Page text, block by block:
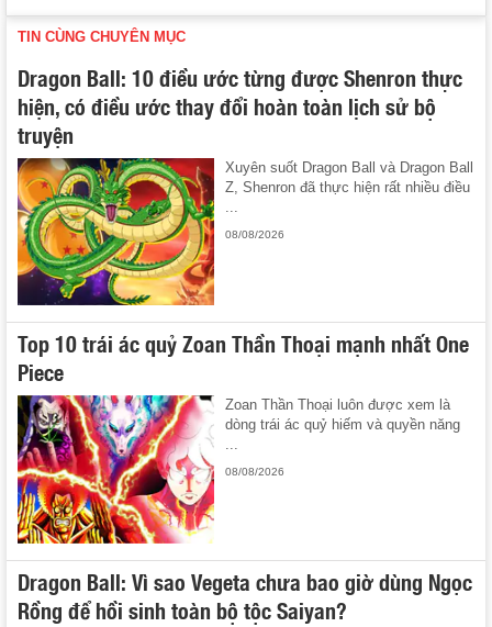
TIN CÙNG CHUYÊN MỤC
Dragon Ball: 10 điều ước từng được Shenron thực
hiện, có điều ước thay đổi hoàn toàn lịch sử bộ
truyện
Xuyên suốt Dragon Ball và Dragon Ball
Z, Shenron đã thực hiện rất nhiều điều
...
08/08/2026
Top 10 trái ác quỷ Zoan Thần Thoại mạnh nhất One
Piece
Zoan Thần Thoại luôn được xem là
dòng trái ác quỷ hiếm và quyền năng
...
08/08/2026
Dragon Ball: Vì sao Vegeta chưa bao giờ dùng Ngọc
Rồng để hồi sinh toàn bộ tộc Saiyan?